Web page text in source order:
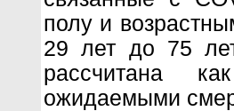
полу и
29 лет до 75
рассчитана
ожидаемыми